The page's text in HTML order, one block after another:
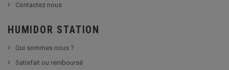
Contactez nous
HUMIDOR STATION
Qui sommes nous ?
Satisfait ou remboursé